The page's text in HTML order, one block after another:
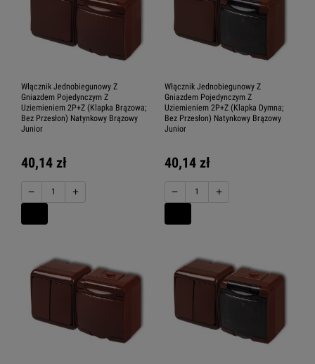
Włącznik Jednobiegunowy Z
Gniazdem Pojedynczym Z
Uziemieniem 2P+Z (Klapka Brązowa;
Bez Przesłon) Natynkowy Brązowy
Junior
40,14 zł
− +
Włącznik Jednobiegunowy Z
Gniazdem Pojedynczym Z
Uziemieniem 2P+Z (Klapka Dymna;
Bez Przesłon) Natynkowy Brązowy
Junior
40,14 zł
− +